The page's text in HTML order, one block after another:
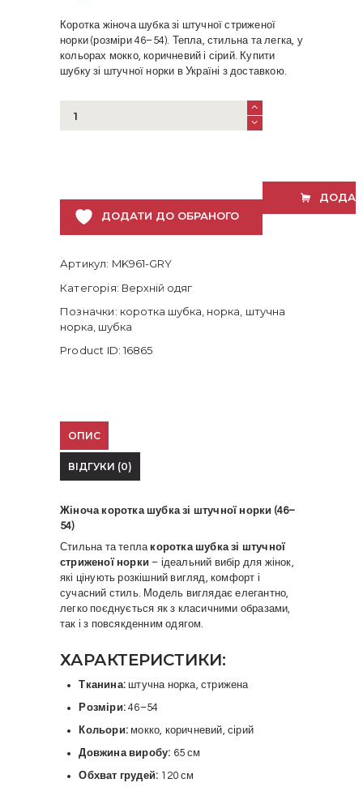
Коротка жіноча шубка зі штучної стриженої
норки (розміри 46–54). Тепла, стильна та легка, у
кольорах мокко, коричневий і сірий. Купити
шубку зі штучної норки в Україні з доставкою.
коротка
46–
Коричнева,
кількість
ДОДАТИ ДО ОБРАНОГО
Артикул: MK961-GRY
Категорія: Верхній одяг
Позначки: коротка шубка норка штучна
норка шубка
Product ID:16865
ОПИС
ВІДГУКИ (0)
Жіноча коротка шубка зі штучної норки (46–
54)
Стильна та тепла коротка шубка зі штучної
стриженої норки – ідеальний вибір для жінок,
які цінують розкішний вигляд, комфорт і
сучасний стиль. Модель виглядає елегантно,
легко поєднується як з класичними образами,
так і з повсякденним одягом.
ХАРАКТЕРИСТИКИ:
Тканина: штучна норка, стрижена
Розміри: 46–54
Кольори: мокко, коричневий, сірий
Довжина виробу: 65 см
Обхват грудей: 120 см